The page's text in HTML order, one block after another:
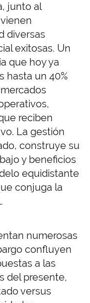
junto al
diversas
exitosas. Un
que hoy ya
hasta un 40%
reciben
La gestión
construye su
y beneficios
equidistante
conjuga la
numerosas
confluyen
a las
del presente,
versus